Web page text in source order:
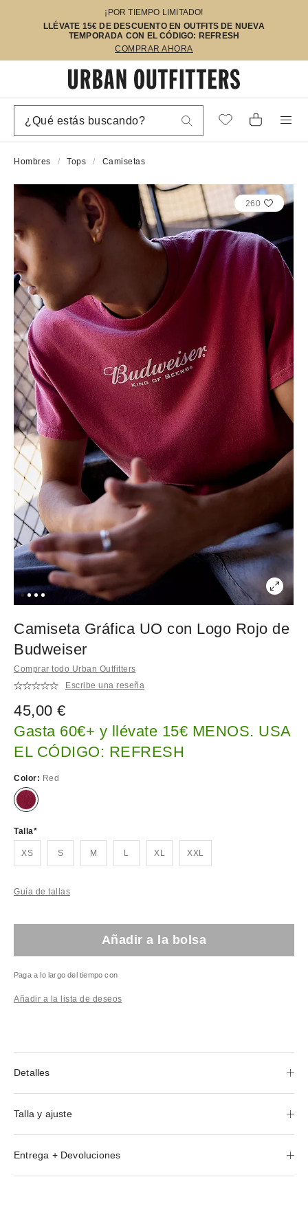
¡POR TIEMPO LIMITADO!
LLÉVATE 15€ DE DESCUENTO EN OUTFITS DE NUEVA
TEMPORADA CON EL CÓDIGO: REFRESH
COMPRAR AHORA
Hombres Tops Camisetas
260
Camiseta Gráfica UO con Logo Rojo de
Budweiser
Comprar todo Urban Outfitters
Escribe una reseña
45,00 €
Gasta 60€+ y llévate 15€ MENOS. USA
EL CÓDIGO: REFRESH
Color: Red
Talla
XS S M L XL XXL
Guía de tallas
Añadir a la bolsa
Paga a lo largo del tiempo con
Añadir a la lista de deseos
Detalles
Talla y ajuste
Entrega + Devoluciones